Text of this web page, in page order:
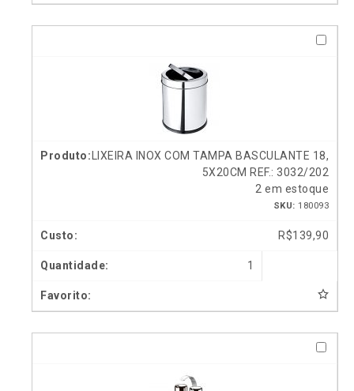
LIXEIRA INOX COM TAMPA BASCULANTE 18,
5X20CM REF.: 3032/202
2 em estoque
SKU: 180093
R$139,90
1